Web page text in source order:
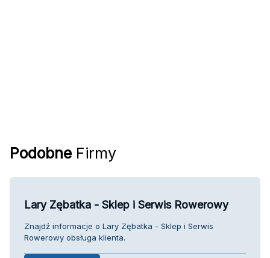
Podobne Firmy
Lary Zębatka - Sklep i Serwis Rowerowy
Znajdź informacje o Lary Zębatka - Sklep i Serwis
Rowerowy obsługa klienta.